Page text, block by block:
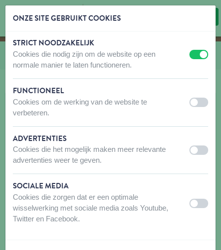
Inhoud overslaan
Taalkeuze overslaan
U bevindt zich hier:
vanBakker
ONZE SITE GEBRUIKT COOKIES
STRICT NOODZAKELIJK
Cookies die nodig zijn om de website op een
normale manier te laten functioneren.
uit aan
FUNCTIONEEL
Cookies om de werking van de website te
verbeteren.
uit aan
ADVERTENTIES
Cookies die het mogelijk maken meer relevante
advertenties weer te geven.
uit aan
SOCIALE MEDIA
Cookies die zorgen dat er een optimale
wisselwerking met sociale media zoals Youtube,
Twitter en Facebook.
uit aan